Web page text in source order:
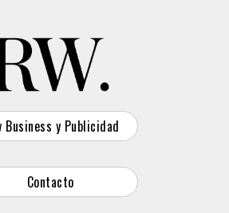
Business y Publicidad
Contacto